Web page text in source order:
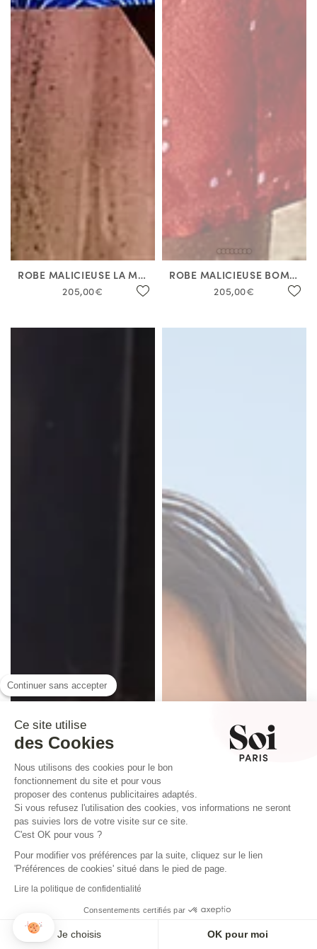
ROBE MALICIEUSE LA MER
205,00€
ROBE MALICIEUSE BOMAS
205,00€
Continuer sans accepter
Ce site utilise
des Cookies
Nous utilisons des cookies pour le bon
fonctionnement du site et pour vous
proposer des contenus publicitaires adaptés.
Si vous refusez l'utilisation des cookies, vos informations ne seront
pas suivies lors de votre visite sur ce site.
C'est OK pour vous ?
Pour modifier vos préférences par la suite, cliquez sur le lien
'Préférences de cookies' situé dans le pied de page.
Lire la politique de confidentialité
Consentements certifiés par
Je choisis OK pour moi